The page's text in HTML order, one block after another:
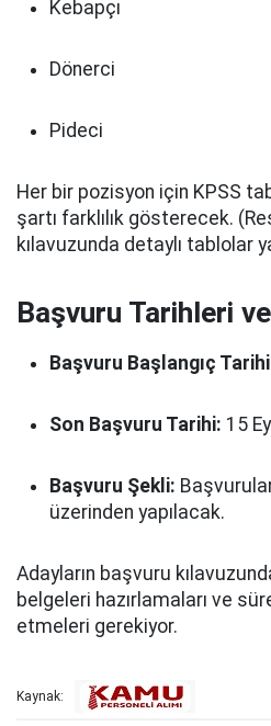
Kebapçı
Dönerci
Pideci
Her bir pozisyon için KPSS
şartı farklılık gösterecek.
kılavuzunda detaylı tablolar
Başvuru Tarihleri
Başvuru Başlangıç
Son Başvuru Tarihi: 15
Başvuru Şekli:
üzerinden yapılacak.
Adayların başvuru
belgeleri hazırlamaları ve
etmeleri gerekiyor.
Kaynak: